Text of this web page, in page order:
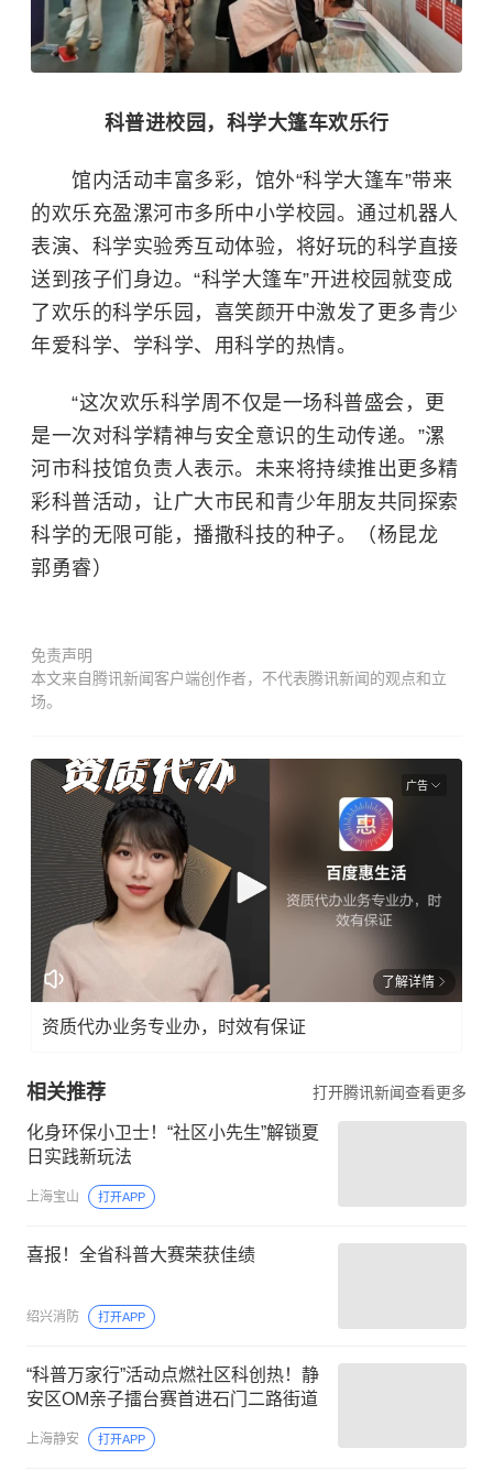
科普进校园，科学大篷车欢乐行
馆内活动丰富多彩，馆外“科学大篷车”带来
的欢乐充盈漯河市多所中小学校园。通过机器人
表演、科学实验秀互动体验，将好玩的科学直接
送到孩子们身边。“科学大篷车”开进校园就变成
了欢乐的科学乐园，喜笑颜开中激发了更多青少
年爱科学、学科学、用科学的热情。
“这次欢乐科学周不仅是一场科普盛会，更
是一次对科学精神与安全意识的生动传递。”漯
河市科技馆负责人表示。未来将持续推出更多精
彩科普活动，让广大市民和青少年朋友共同探索
科学的无限可能，播撒科技的种子。（杨昆龙
郭勇睿）
免责声明
本文来自腾讯新闻客户端创作者，不代表腾讯新闻的观点和立
场。
广告
了解详情
资质代办业务专业办，时效有保证
相关推荐 打开腾讯新闻查看更多
化身环保小卫士！“社区小先生”解锁夏
日实践新玩法
上海宝山 打开APP
喜报！全省科普大赛荣获佳绩
绍兴消防 打开APP
“科普万家行”活动点燃社区科创热！静
安区OM亲子擂台赛首进石门二路街道
上海静安 打开APP